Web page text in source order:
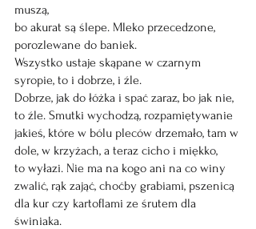
muszą,
bo akurat są ślepe. Mleko przecedzone,
porozlewane do baniek.
Wszystko ustaje skąpane w czarnym
syropie, to i dobrze, i źle.
Dobrze, jak do łóżka i spać zaraz, bo jak nie,
to źle. Smutki wychodzą, rozpamiętywanie
jakieś, które w bólu pleców drzemało, tam w
dole, w krzyżach, a teraz cicho i miękko,
to wyłazi. Nie ma na kogo ani na co winy
zwalić, rąk zająć, choćby grabiami, pszenicą
dla kur czy kartoflami ze śrutem dla
świniaka.